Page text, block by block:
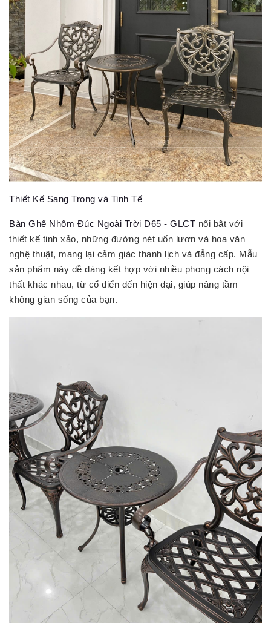
Thiết Kế Sang Trọng và Tinh Tế
Bàn Ghế Nhôm Đúc Ngoài Trời D65 - GLCT nổi bật với
thiết kế tinh xảo, những đường nét uốn lượn và hoa văn
nghệ thuật, mang lại cảm giác thanh lịch và đẳng cấp. Mẫu
sản phẩm này dễ dàng kết hợp với nhiều phong cách nội
thất khác nhau, từ cổ điển đến hiện đại, giúp nâng tầm
không gian sống của bạn.